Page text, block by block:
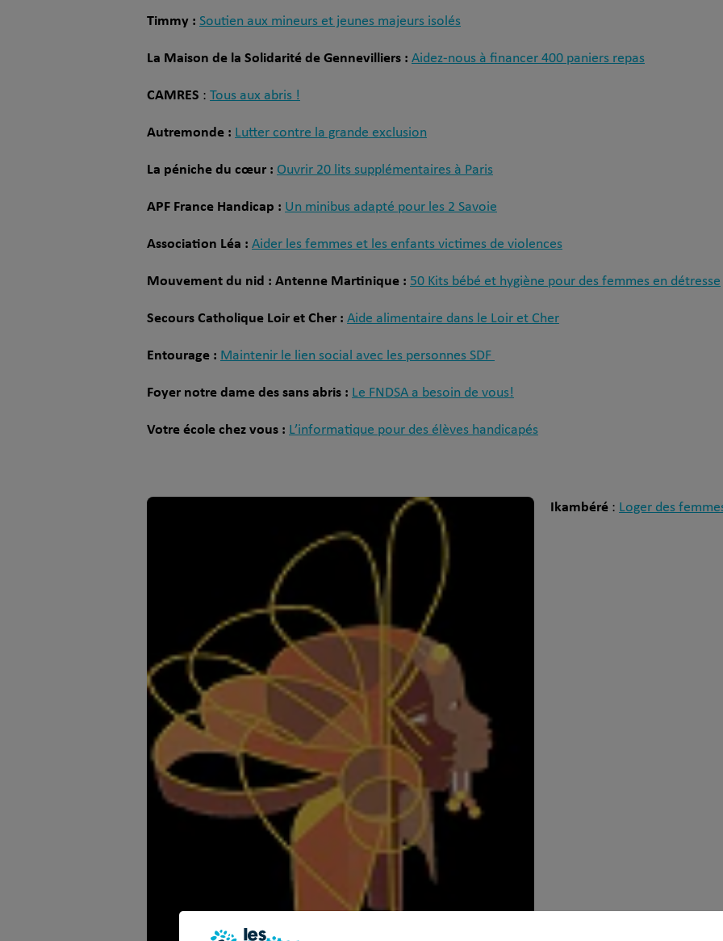
Timmy : Soutien aux mineurs et jeunes majeurs isolés
La Maison de la Solidarité de Gennevilliers : Aidez-nous à financer 400 paniers repas
CAMRES : Tous aux abris !
Autremonde : Lutter contre la grande exclusion
La péniche du cœur : Ouvrir 20 lits supplémentaires à Paris
APF France Handicap : Un minibus adapté pour les 2 Savoie
Association Léa : Aider les femmes et les enfants victimes de violences
Mouvement du nid : Antenne Martinique : 50 Kits bébé et hygiène pour des femmes en détresse
Secours Catholique Loir et Cher : Aide alimentaire dans le Loir et Cher
Entourage : Maintenir le lien social avec les personnes SDF
Foyer notre dame des sans abris : Le FNDSA a besoin de vous!
Votre école chez vous : L’informatique pour des élèves handicapés
Ikambéré : Loger des